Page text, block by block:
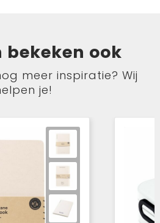
bekeken ook
meer inspiratie? Wij
je!